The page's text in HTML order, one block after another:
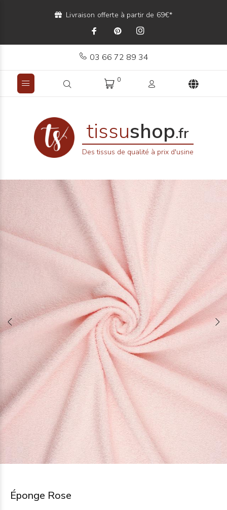
Livraison offerte à partir de 69€*
03 66 72 89 34
0
tissushop.fr
Des tissus de qualité à prix d'usine
Éponge Rose